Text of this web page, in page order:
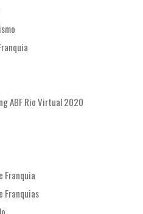
ABF Rio Virtual 2020
Franquia
Franquias